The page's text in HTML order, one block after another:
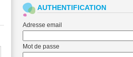
AUTHENTIFICATION
Adresse email
Mot de passe